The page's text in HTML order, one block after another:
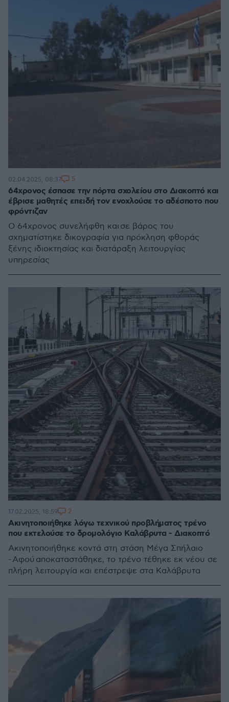
64χρονος έσπασε την πόρτα σχολείου στο Διακοπτό και
έβρισε μαθητές επειδή τον ενοχλούσε το αδέσποτο που
φρόντιζαν
Ο 64χρονος συνελήφθη και σε βάρος του
σχηματίστηκε δικογραφία για πρόκληση φθοράς
ξένης ιδιοκτησίας και διατάραξη λειτουργίας
υπηρεσίας
02.04.2025, 08:37 5
Ακινητοποιήθηκε λόγω τεχνικού προβλήματος τρένο
που εκτελούσε το δρομολόγιο Καλάβρυτα - Διακοπτό
Ακινητοποιήθηκε κοντά στη στάση Μέγα Σπήλαιο
- Αφού αποκαταστάθηκε, το τρένο τέθηκε εκ νέου σε
πλήρη λειτουργία και επέστρεψε στα Καλάβρυτα
17.02.2025, 18:59 2